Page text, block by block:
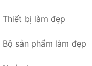
Thiết bị làm đẹp
Bộ sản phẩm làm đẹp